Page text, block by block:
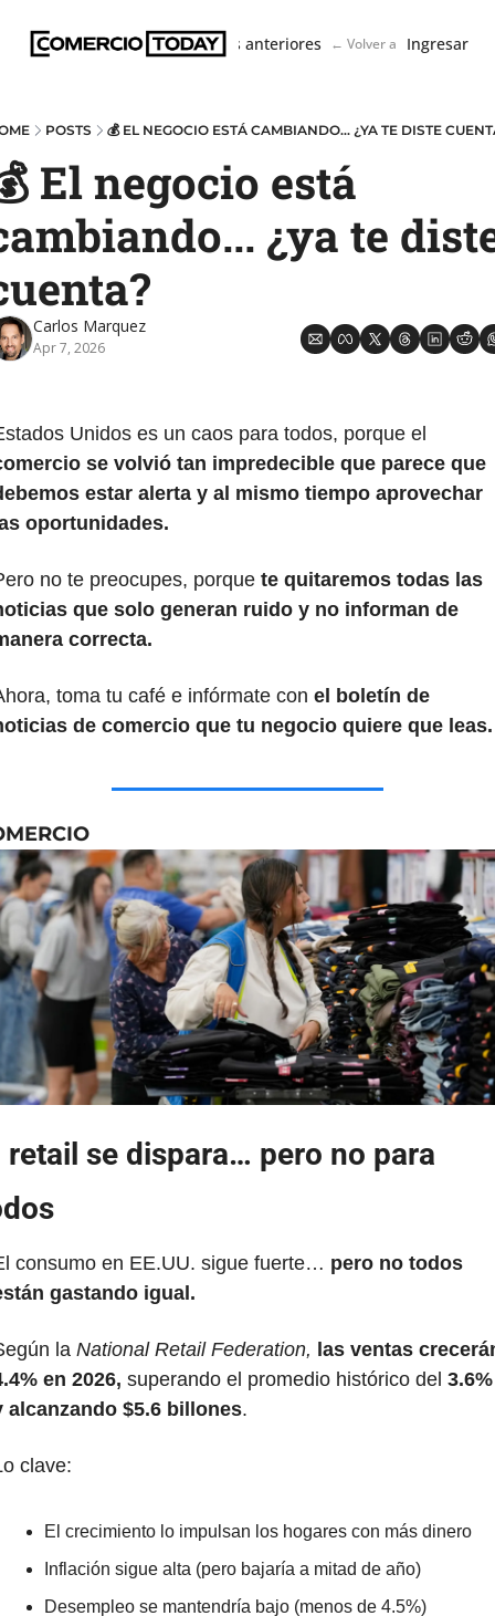
Boletín Ediciones anteriores ← Volver a Ingresar
POSTS 💰 EL NEGOCIO ESTÁ CAMBIANDO... ¿YA TE DISTE
El negocio está
¿ya te
Carlos Marquez
Apr 7, 2026
se volvió tan impredecible que parece que
estar alerta y al mismo tiempo aprovechar
oportunidades.
no te preocupes, porque te quitaremos todas las
que solo generan ruido y no informan de
correcta.
toma tu café e infórmate con el boletín de
de comercio que tu negocio quiere que leas.
retail se dispara… pero no para
consumo en EE.UU. sigue fuerte… pero no todos
gastando igual.
la National Retail Federation, las ventas
en 2026, superando el promedio histórico del 3.6%
alcanzando $5.6 billones.
clave:
El crecimiento lo impulsan los hogares con más dinero
Inflación sigue alta (pero bajaría a mitad de año)
Desempleo se mantendría bajo (menos de 4.5%)